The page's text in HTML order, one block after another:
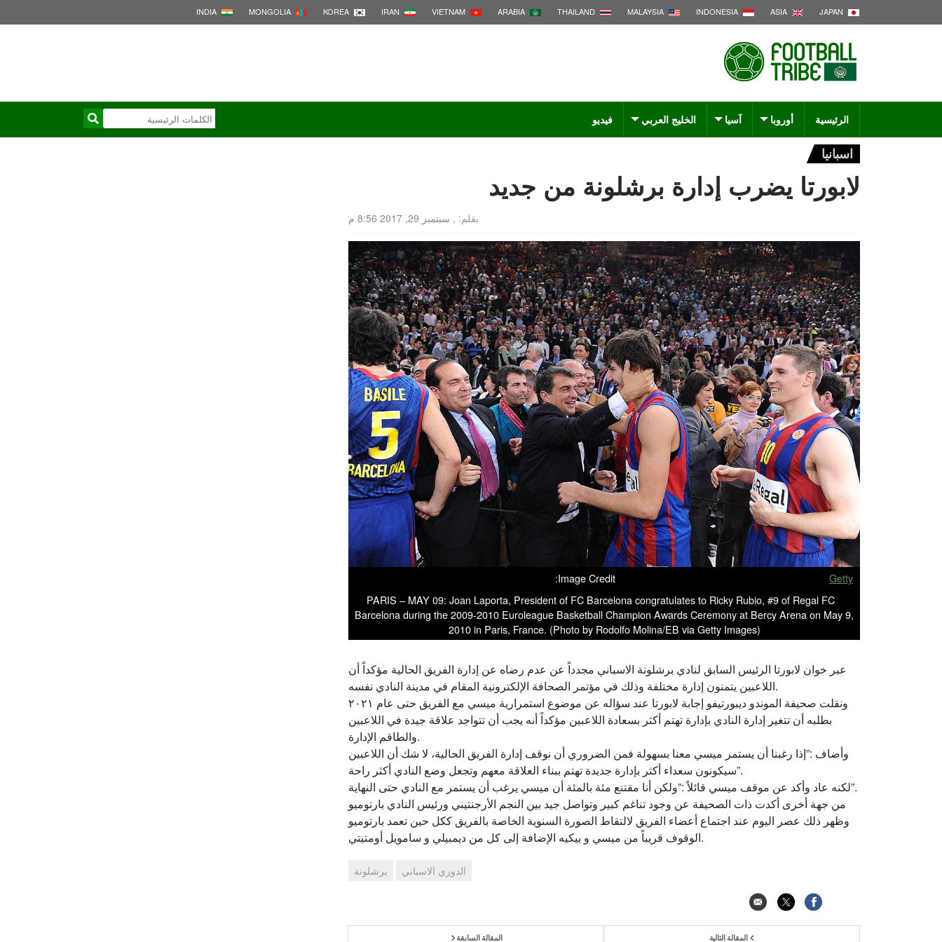
JAPAN
ASIA
INDONESIA
MALAYSIA
THAILAND
ARABIA
VIETNAM
IRAN
KOREA
MONGOLIA
INDIA
الرئيسية أوروبا آسيا الخليج العربي فيديو
اسبانيا
لابورتا يضرب إدارة برشلونة من جديد
بقلم: , سبتمبر 29, 2017 8:56 م
Image Credit:
Getty
PARIS – MAY 09: Joan Laporta, President of FC Barcelona congratulates to Ricky Rubio, #9 of Regal FC
Barcelona during the 2009-2010 Euroleague Basketball Champion Awards Ceremony at Bercy Arena on May 9,
2010 in Paris, France. (Photo by Rodolfo Molina/EB via Getty Images)
عبر خوان لابورتا الرئيس السابق لنادي برشلونة الاسباني مجدداً عن عدم رضاه عن إدارة الفريق الحالية مؤكداً أن
اللاعبين يتمنون إدارة مختلفة وذلك في مؤتمر الصحافة الإلكترونية المقام في مدينة النادي نفسه.
ونقلت صحيفة الموندو ديبورتيفو إجابة لابورتا عند سؤاله عن موضوع استمرارية ميسي مع الفريق حتى عام ٢٠٢١
بطلبه أن تتغير إدارة النادي بإدارة تهتم أكثر بسعادة اللاعبين مؤكداً أنه يجب أن تتواجد علاقة جيدة في اللاعبين
والطاقم الإدارة.
وأضاف :”إذا رغبنا أن يستمر ميسي معنا بسهولة فمن الضروري أن نوقف إدارة الفريق الحالية، لا شك أن اللاعبين
سيكونون سعداء أكثر بإدارة جديدة تهتم ببناء العلاقة معهم وتجعل وضع النادي أكثر راحة”.
لكنه عاد وأكد عن موقف ميسي قائلاً :”ولكن أنا مقتنع مئة بالمئة أن ميسي يرغب أن يستمر مع النادي حتى النهاية”.
من جهة أخرى أكدت ذات الصحيفة عن وجود تناغم كبير وتواصل جيد بين النجم الأرجنتيني ورئيس النادي بارتوميو
وظهر ذلك عصر اليوم عند اجتماع أعضاء الفريق لالتقاط الصورة السنوية الخاصة بالفريق ككل حين تعمد بارتوميو
الوقوف قريباً من ميسي و بيكيه الإضافة إلى كل من ديمبيلي و سامويل أومتيتي.
الدوري الاسباني برشلونة
المقالة التالية المقالة السابقة